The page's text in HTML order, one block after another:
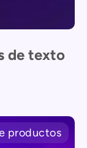
de texto
productos